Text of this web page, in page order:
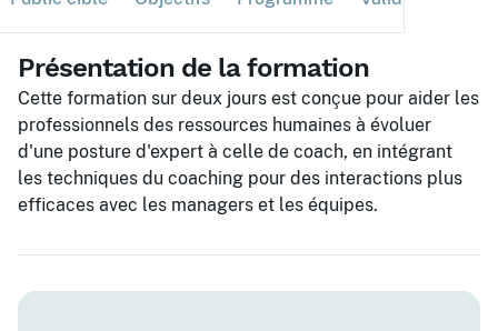
Présentation de la formation
Cette formation sur deux jours est conçue pour aider les
professionnels des ressources humaines à évoluer
d'une posture d'expert à celle de coach, en intégrant
les techniques du coaching pour des interactions plus
efficaces avec les managers et les équipes.